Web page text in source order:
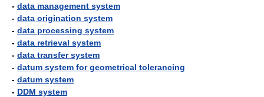
- data management system
- data origination system
- data processing system
- data retrieval system
- data transfer system
- datum system for geometrical tolerancing
- datum system
- DDM system